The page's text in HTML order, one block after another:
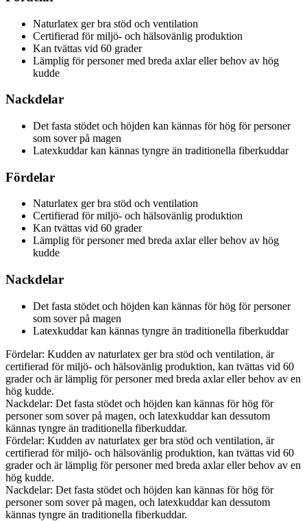
Naturlatex ger bra stöd och ventilation
Certifierad för miljö- och hälsovänlig produktion
Kan tvättas vid 60 grader
Lämplig för personer med breda axlar eller behov av hög
kudde
Nackdelar
Det fasta stödet och höjden kan kännas för hög för personer
som sover på magen
Latexkuddar kan kännas tyngre än traditionella fiberkuddar
Fördelar
Naturlatex ger bra stöd och ventilation
Certifierad för miljö- och hälsovänlig produktion
Kan tvättas vid 60 grader
Lämplig för personer med breda axlar eller behov av hög
kudde
Nackdelar
Det fasta stödet och höjden kan kännas för hög för personer
som sover på magen
Latexkuddar kan kännas tyngre än traditionella fiberkuddar
Fördelar: Kudden av naturlatex ger bra stöd och ventilation, är
certifierad för miljö- och hälsovänlig produktion, kan tvättas vid 60
grader och är lämplig för personer med breda axlar eller behov av en
hög kudde.
Nackdelar: Det fasta stödet och höjden kan kännas för hög för
personer som sover på magen, och latexkuddar kan dessutom
kännas tyngre än traditionella fiberkuddar.
Fördelar: Kudden av naturlatex ger bra stöd och ventilation, är
certifierad för miljö- och hälsovänlig produktion, kan tvättas vid 60
grader och är lämplig för personer med breda axlar eller behov av en
hög kudde.
Nackdelar: Det fasta stödet och höjden kan kännas för hög för
personer som sover på magen, och latexkuddar kan dessutom
kännas tyngre än traditionella fiberkuddar.